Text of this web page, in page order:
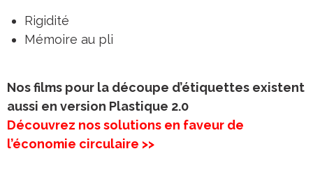
Rigidité
Mémoire au pli
Nos films pour la découpe d’étiquettes existent
aussi en version Plastique 2.0
Découvrez nos solutions en faveur de
l’économie circulaire >>